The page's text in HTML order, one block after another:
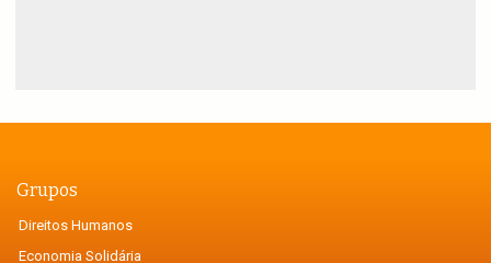
Grupos
Direitos Humanos
Economia Solidária